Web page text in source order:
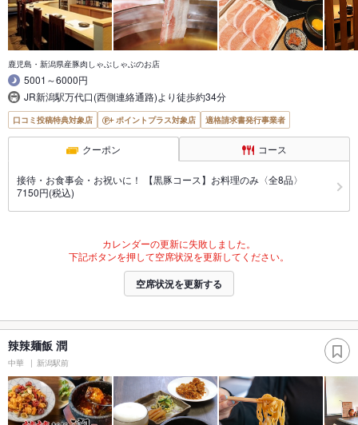
鹿児島・新潟県産豚肉しゃぶしゃぶのお店
5001～6000円
JR新潟駅万代口(西側連絡通路)より徒歩約34分
口コミ投稿特典対象店 ポイントプラス対象店 適格請求書発行事業者
クーポン コース
接待・お食事会・お祝いに！ 【黒豚コース】お料理のみ〈全8品〉
7150円(税込)
カレンダーの更新に失敗しました。
下記ボタンを押して空席状況を更新してください。
空席状況を更新する
辣辣麺飯 潤
中華 新潟駅前